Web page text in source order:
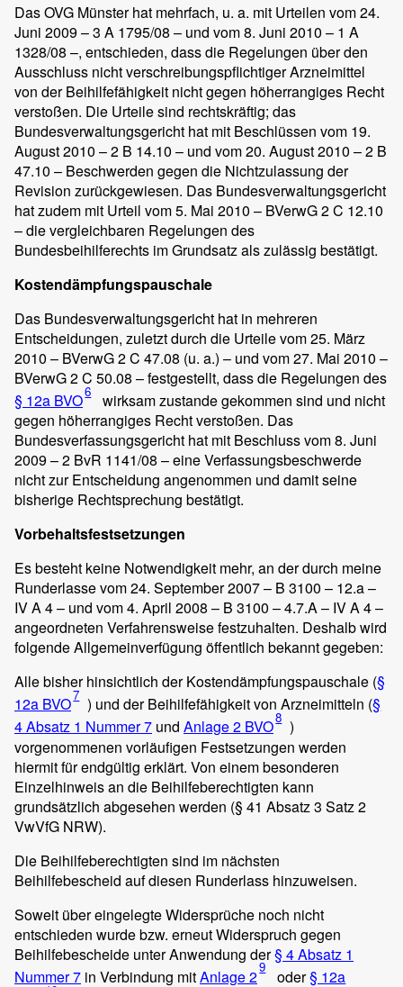
Das OVG Münster hat mehrfach, u. a. mit Urteilen vom 24.
Juni 2009 – 3 A 1795/08 – und vom 8. Juni 2010 – 1 A
1328/08 –, entschieden, dass die Regelungen über den
Ausschluss nicht verschreibungspflichtiger Arzneimittel
von der Beihilfefähigkeit nicht gegen höherrangiges Recht
verstoßen. Die Urteile sind rechtskräftig; das
Bundesverwaltungsgericht hat mit Beschlüssen vom 19.
August 2010 – 2 B 14.10 – und vom 20. August 2010 – 2 B
47.10 – Beschwerden gegen die Nichtzulassung der
Revision zurückgewiesen. Das Bundesverwaltungsgericht
hat zudem mit Urteil vom 5. Mai 2010 – BVerwG 2 C 12.10
– die vergleichbaren Regelungen des
Bundesbeihilferechts im Grundsatz als zulässig bestätigt.
Kostendämpfungspauschale
Das Bundesverwaltungsgericht hat in mehreren
Entscheidungen, zuletzt durch die Urteile vom 25. März
2010 – BVerwG 2 C 47.08 (u. a.) – und vom 27. Mai 2010 –
BVerwG 2 C 50.08 – festgestellt, dass die Regelungen des
§ 12a BVO6
wirksam zustande gekommen sind und nicht
gegen höherrangiges Recht verstoßen. Das
Bundesverfassungsgericht hat mit Beschluss vom 8. Juni
2009 – 2 BvR 1141/08 – eine Verfassungsbeschwerde
nicht zur Entscheidung angenommen und damit seine
bisherige Rechtsprechung bestätigt.
Vorbehaltsfestsetzungen
Es besteht keine Notwendigkeit mehr, an der durch meine
Runderlasse vom 24. September 2007 – B 3100 – 12.a –
IV A 4 – und vom 4. April 2008 – B 3100 – 4.7.A – IV A 4 –
angeordneten Verfahrensweise festzuhalten. Deshalb wird
folgende Allgemeinverfügung öffentlich bekannt gegeben:
Alle bisher hinsichtlich der Kostendämpfungspauschale (§
12a BVO7 ) und der Beihilfefähigkeit von Arzneimitteln (§
4 Absatz 1 Nummer 7 und Anlage 2 BVO8 )
vorgenommenen vorläufigen Festsetzungen werden
hiermit für endgültig erklärt. Von einem besonderen
Einzelhinweis an die Beihilfeberechtigten kann
grundsätzlich abgesehen werden (§ 41 Absatz 3 Satz 2
VwVfG NRW).
Die Beihilfeberechtigten sind im nächsten
Beihilfebescheid auf diesen Runderlass hinzuweisen.
Soweit über eingelegte Widersprüche noch nicht
entschieden wurde bzw. erneut Widerspruch gegen
Beihilfebescheide unter Anwendung der§ 4 Absatz 1
Nummer 7 in Verbindung mitAnlage 29 oder§ 12a